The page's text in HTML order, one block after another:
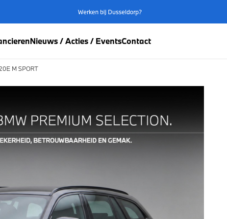
Werken bij Dusseldorp?
Nieuws / Acties / EventsContact
M SPORT